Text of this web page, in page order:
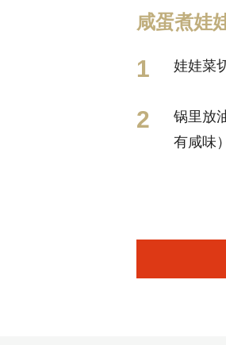
咸蛋煮娃
娃娃菜
锅里放
有咸味